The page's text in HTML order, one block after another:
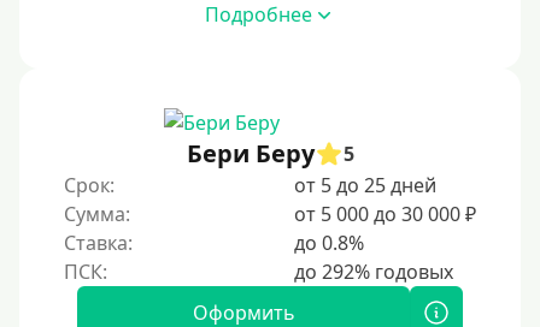
С 21 года
С 22 лет
С 23 лет
Подробнее
Бери Беру
5
Срок:
от 5 до 25 дней
Сумма:
от 5 000 до 30 000 ₽
Ставка:
до 0.8%
Оформить